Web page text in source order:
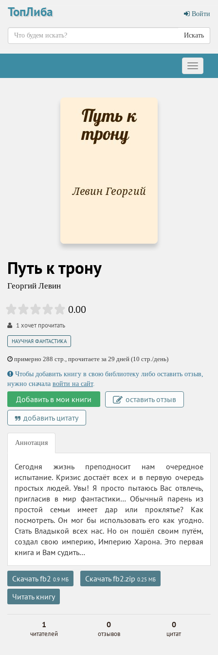
ТопЛиба Войти
Искать
Меню
Путь к трону
Георгий Левин
0.00
1 хочет прочитать
НАУЧНАЯ ФАНТАСТИКА
примерно 288 стр., прочитаете за 29 дней (10 стр./день)
Чтобы добавить книгу в свою библиотеку либо оставить отзыв,
нужно сначала войти на сайт.
Добавить в мои книги
оставить отзыв
добавить цитату
Аннотация
Сегодня жизнь преподносит нам очередное
испытание. Кризис достаёт всех и в первую очередь
простых людей. Увы! Я просто пытаюсь Вас отвлечь,
пригласив в мир фантастики… Обычный парень из
простой семьи имеет дар или проклятье? Как
посмотреть. Он мог бы использовать его как угодно.
Стать Владыкой всех нас. Но он пошёл своим путём,
создал свою империю, Империю Харона. Это первая
книга и Вам судить…
Скачать fb2 0.9 МБ Скачать fb2.zip 0.25 МБ
Читать книгу
1
читателей
0
отзывов
0
цитат